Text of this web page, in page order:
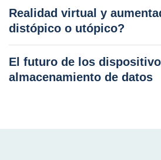
Realidad virtual y
distópico o utópico?
El futuro de los
almacenamiento de datos